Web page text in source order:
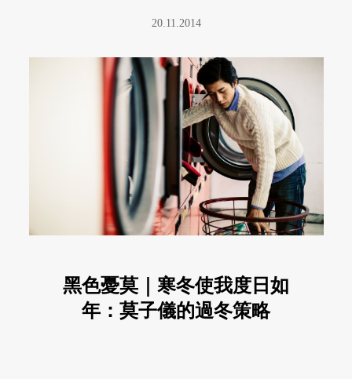
20.11.2014
黑色憂莫｜寒冬使我度日如
年：莫子儀的過冬策略